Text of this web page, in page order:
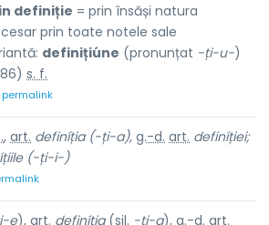
definiție = prin însăși natura
prin toate notele sale
definițiúne (pronunțat -ți-u-)
s. f.
permalink
, art. definíția (-ți-a), g.-d. art. definíției;
(-ți-i-)
e), art. definíția(sil. -ți-a), g.-d. art.